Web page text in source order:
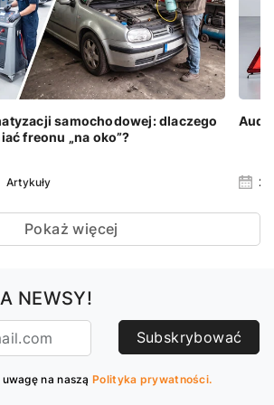
samochodowej: dlaczego
freonu „na oko”?
Artykuły
Audi
Pokaż więcej
NEWSY!
Subskrybować
na naszą Polityka prywatności.